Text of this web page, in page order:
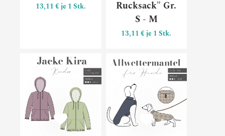
13,11 € je 1 Stk.
Rucksack" Gr.
S - M
13,11 € je 1 Stk.
Papierschnittmuster "Jacke